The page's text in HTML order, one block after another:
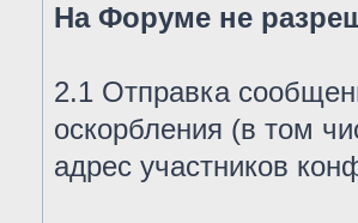
На Форуме не
2.1 Отправка
оскорбления (в том
адрес участников